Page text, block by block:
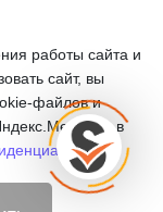
работы сайта и
сайт, вы
файлов и
в